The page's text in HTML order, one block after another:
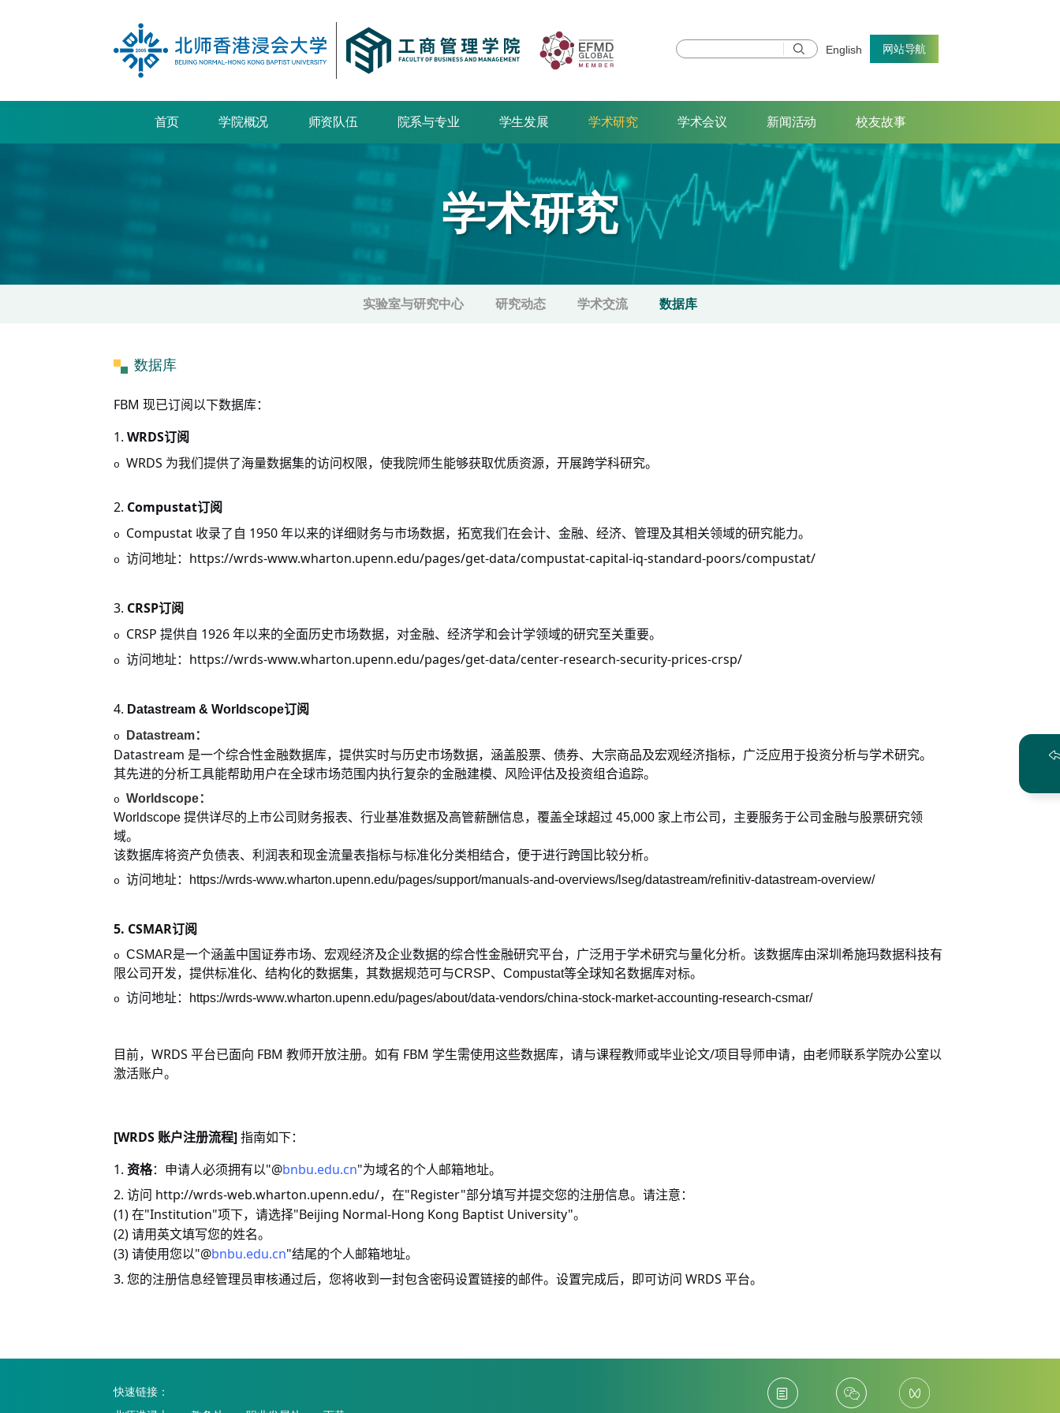
English 网站导航
首页 学院概况 师资队伍 院系与专业 学生发展 学术研究 学术会议 新闻活动 校友故事
学术研究
实验室与研究中心 研究动态 学术交流 数据库
数据库
FBM 现已订阅以下数据库：
1. WRDS订阅
o WRDS 为我们提供了海量数据集的访问权限，使我院师生能够获取优质资源，开展跨学科研究。
2. Compustat订阅
o Compustat 收录了自 1950 年以来的详细财务与市场数据，拓宽我们在会计、金融、经济、管理及其相关领域的研究能力。
o 访问地址： https://wrds-www.wharton.upenn.edu/pages/get-data/compustat-capital-iq-standard-poors/compustat/
3. CRSP订阅
o CRSP 提供自 1926 年以来的全面历史市场数据，对金融、经济学和会计学领域的研究至关重要。
o 访问地址： https://wrds-www.wharton.upenn.edu/pages/get-data/center-research-security-prices-crsp/
4. Datastream & Worldscope订阅
o Datastream：
Datastream 是一个综合性金融数据库，提供实时与历史市场数据，涵盖股票、债券、大宗商品及宏观经济指标，广泛应用于投资分析与学术研究。
其先进的分析工具能帮助用户在全球市场范围内执行复杂的金融建模、风险评估及投资组合追踪。
o Worldscope：
Worldscope 提供详尽的上市公司财务报表、行业基准数据及高管薪酬信息，覆盖全球超过 45,000 家上市公司，主要服务于公司金融与股票研究领
域。
该数据库将资产负债表、利润表和现金流量表指标与标准化分类相结合，便于进行跨国比较分析。
o 访问地址： https://wrds-www.wharton.upenn.edu/pages/support/manuals-and-overviews/lseg/datastream/refinitiv-datastream-overview/
5. CSMAR订阅
o CSMAR是一个涵盖中国证券市场、宏观经济及企业数据的综合性金融研究平台，广泛用于学术研究与量化分析。该数据库由深圳希施玛数据科技有
限公司开发，提供标准化、结构化的数据集，其数据规范可与CRSP、 Compustat等全球知名数据库对标。
o 访问地址： https://wrds-www.wharton.upenn.edu/pages/about/data-vendors/china-stock-market-accounting-research-csmar/
目前， WRDS 平台已面向 FBM 教师开放注册。如有 FBM 学生需使用这些数据库，请与课程教师或毕业论文/项目导师申请，由老师联系学院办公室以
激活账户。
[WRDS 账户注册流程] 指南如下：
1. 资格：申请人必须拥有以"@bnbu.edu.cn"为域名的个人邮箱地址。
2. 访问 http://wrds-web.wharton.upenn.edu/，在"Register"部分填写并提交您的注册信息。请注意：
(1) 在"Institution"项下，请选择"Beijing Normal-Hong Kong Baptist University"。
(2) 请用英文填写您的姓名。
(3) 请使用您以"@bnbu.edu.cn"结尾的个人邮箱地址。
3. 您的注册信息经管理员审核通过后，您将收到一封包含密码设置链接的邮件。设置完成后，即可访问 WRDS 平台。
快速链接：